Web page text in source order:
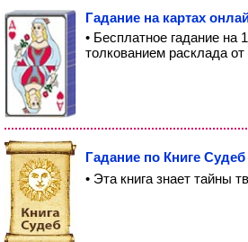
Гадание на картах
• Бесплатное гадание на
толкованием расклада
Гадание по Книге Судеб
• Эта книга знает тайны